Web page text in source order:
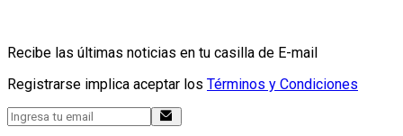
Recibe las últimas noticias en tu casilla de E-mail
Registrarse implica aceptar los Términos y Condiciones